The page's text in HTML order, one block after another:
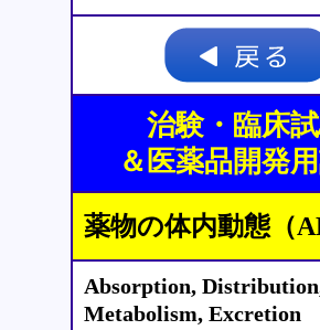
治験・臨床
＆医薬品開発
薬物の体内動態（
Absorption,
Metabolism, Excretion